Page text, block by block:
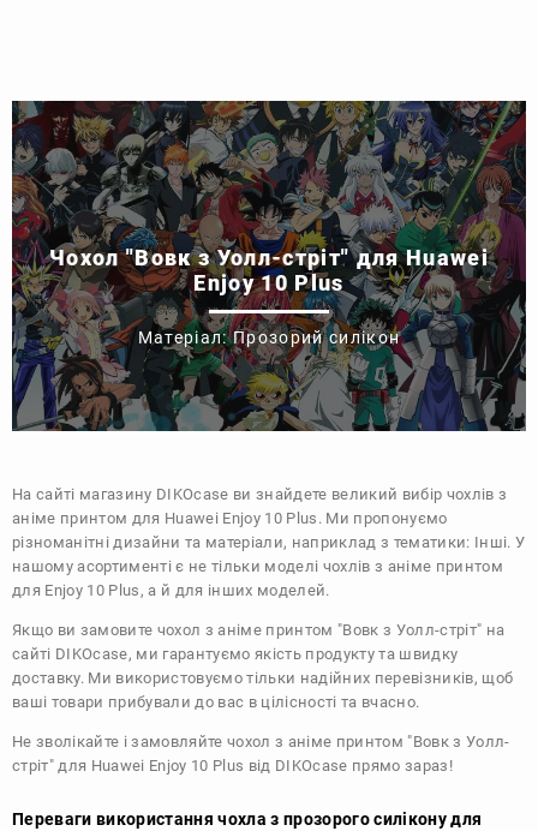
Чохол "Вовк з Уолл-стріт" для Huawei
Enjoy 10 Plus
Матеріал: Прозорий силікон
На сайті магазину DIKOcase ви знайдете великий вибір чохлів з
аніме принтом для Huawei Enjoy 10 Plus. Ми пропонуємо
різноманітні дизайни та матеріали, наприклад з тематики: Інші. У
нашому асортименті є не тільки моделі чохлів з аніме принтом
для Enjoy 10 Plus, а й для інших моделей.
Якщо ви замовите чохол з аніме принтом "Вовк з Уолл-стріт" на
сайті DIKOcase, ми гарантуємо якість продукту та швидку
доставку. Ми використовуємо тільки надійних перевізників, щоб
ваші товари прибували до вас в цілісності та вчасно.
Не зволікайте і замовляйте чохол з аніме принтом "Вовк з Уолл-
стріт" для Huawei Enjoy 10 Plus від DIKOcase прямо зараз!
Переваги використання чохла з прозорого силікону для